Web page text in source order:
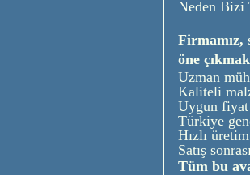
Neden Bizi
Firmamız,
öne
Uzman
Kaliteli
Uygun
Türkiye
Hızlı
Satış
Tüm bu